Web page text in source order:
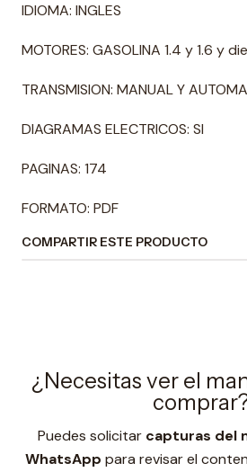
IDIOMA: INGLES
MOTORES: GASOLINA 1.4 y 1.6 y
TRANSMISION: MANUAL Y
DIAGRAMAS ELECTRICOS: SI
PAGINAS: 174
FORMATO: PDF
COMPARTIR ESTE PRODUCTO
¿Necesitas ver el
Puedes solicitar capturas del
WhatsApp para revisar el